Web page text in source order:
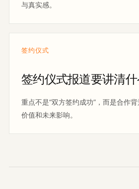
与真实感。
签约仪式
签约仪式报道要讲清什
重点不是“双方签约成功”，而是合作
价值和未来影响。